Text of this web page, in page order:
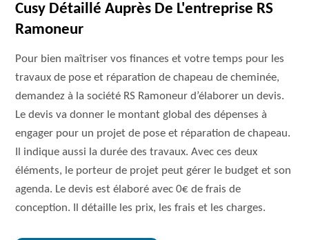
Cusy Détaillé Auprès De L'entreprise RS
Ramoneur
Pour bien maîtriser vos finances et votre temps pour les
travaux de pose et réparation de chapeau de cheminée,
demandez à la société RS Ramoneur d’élaborer un devis.
Le devis va donner le montant global des dépenses à
engager pour un projet de pose et réparation de chapeau.
Il indique aussi la durée des travaux. Avec ces deux
éléments, le porteur de projet peut gérer le budget et son
agenda. Le devis est élaboré avec 0€ de frais de
conception. Il détaille les prix, les frais et les charges.